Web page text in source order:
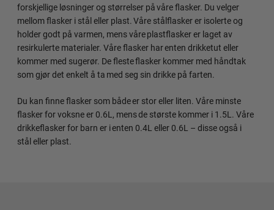
forskjellige løsninger og størrelser på våre flasker. Du velger
mellom flasker i stål eller plast. Våre stålflasker er isolerte og
holder godt på varmen, mens våre plastflasker er laget av
resirkulerte materialer. Våre flasker har enten drikketut eller
kommer med sugerør. De fleste flasker kommer med håndtak
som gjør det enkelt å ta med seg sin drikke på farten.
Du kan finne flasker som både er stor eller liten. Våre minste
flasker for voksne er 0.6L, mens de største kommer i 1.5L. Våre
drikkeflasker for barn er i enten 0.4L eller 0.6L – disse også i
stål eller plast.